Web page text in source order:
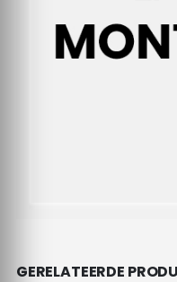
GERELATEERDE